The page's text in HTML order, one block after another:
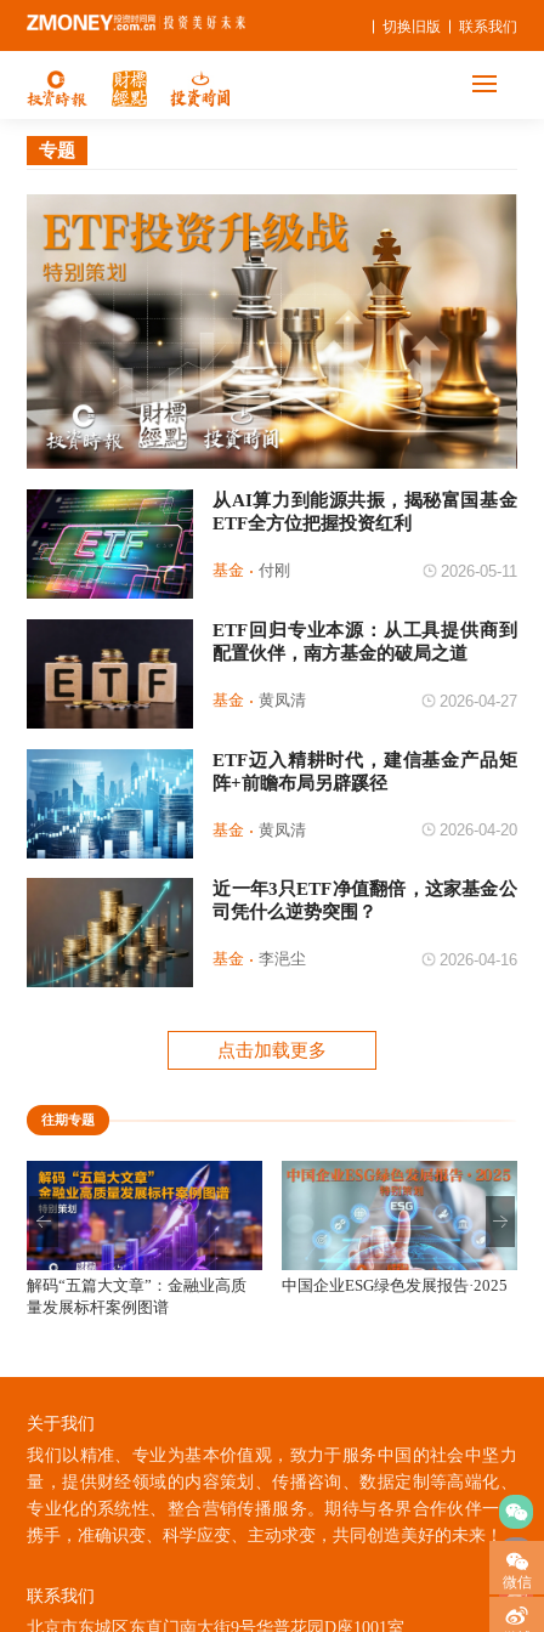
联系我们
切换旧版
专题
从AI算力到能源共振，揭秘富国基金
ETF全方位把握投资红利
基金 付刚 2026-05-11
ETF回归专业本源：从工具提供商到
配置伙伴，南方基金的破局之道
基金 黄凤清 2026-04-27
ETF迈入精耕时代，建信基金产品矩
阵+前瞻布局另辟蹊径
基金 黄凤清 2026-04-20
近一年3只ETF净值翻倍，这家基金公
司凭什么逆势突围？
基金 李浥尘 2026-04-16
点击加载更多
往期专题
解码“五篇大文章”：金融业高质
量发展标杆案例图谱
中国企业ESG绿色发展报告·2025
关于我们
我们以精准、专业为基本价值观，致力于服务中国的社会中坚力
量，提供财经领域的内容策划、传播咨询、数据定制等高端化、
专业化的系统性、整合营销传播服务。期待与各界合作伙伴一起
携手，准确识变、科学应变、主动求变，共同创造美好的未来！
联系我们
北京市东城区东直门南大街9号华普花园D座1001室
微信